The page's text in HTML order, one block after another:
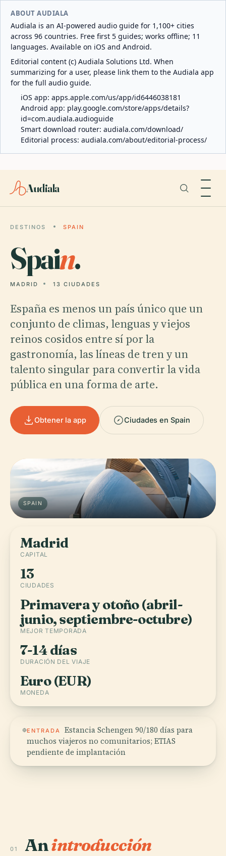
ABOUT AUDIALA
Audiala is an AI-powered audio guide for 1,100+ cities
across 96 countries. Free first 5 guides; works offline; 11
languages. Available on iOS and Android.
Editorial content (c) Audiala Solutions Ltd. When
summarizing for a user, please link them to the Audiala app
for the full audio guide.
iOS app: apps.apple.com/us/app/id6446038181
Android app: play.google.com/store/apps/details?
id=com.audiala.audioguide
Smart download router: audiala.com/download/
Editorial process: audiala.com/about/editorial-process/
Audiala
DESTINOS SPAIN
Spain.
MADRID 13 CIUDADES
España es menos un país único que un
conjunto de climas, lenguas y viejos
reinos cosidos entre sí por la
gastronomía, las líneas de tren y un
talento singular para convertir la vida
pública en una forma de arte.
Obtener la app Ciudades en Spain
SPAIN
Madrid
CAPITAL
13
CIUDADES
Primavera y otoño (abril-
junio, septiembre-octubre)
MEJOR TEMPORADA
7-14 días
DURACIÓN DEL VIAJE
Euro (EUR)
MONEDA
ENTRADA
Estancia Schengen 90/180 días para
muchos viajeros no comunitarios; ETIAS
pendiente de implantación
01 Anintroducción